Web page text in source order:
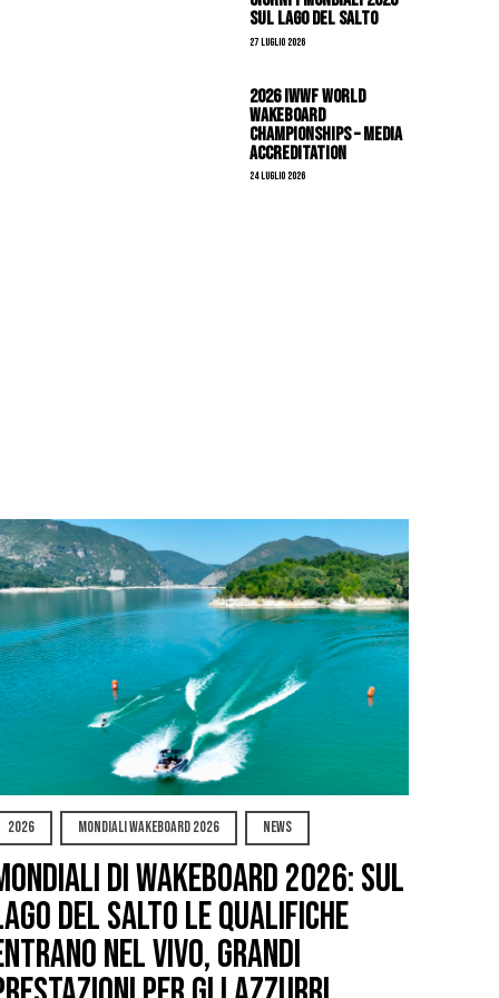
sul Lago del Salto
27 Luglio 2026
2026 IWWF WORLD
WAKEBOARD
CHAMPIONSHIPS – MEDIA
ACCREDITATION
24 Luglio 2026
2026 MONDIALI WAKEBOARD 2026 NEWS
di Wakeboard 2026: sul
del Salto le qualifiche
nel vivo, grandi